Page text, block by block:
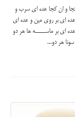
و ان كجا عده اي سرب و
عده اي بر روي مين و عده اي
اي بر ماســـــه ها هر دو
هر دو...